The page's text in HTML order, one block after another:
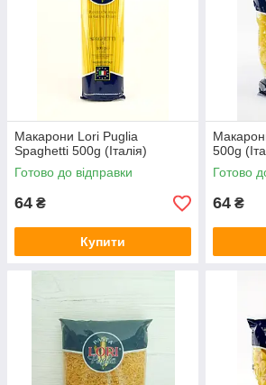
Макарони Lori Puglia
Spaghetti 500g (Італія)
Готово до відправки
64 ₴
Купити
500g
Готово
64 ₴